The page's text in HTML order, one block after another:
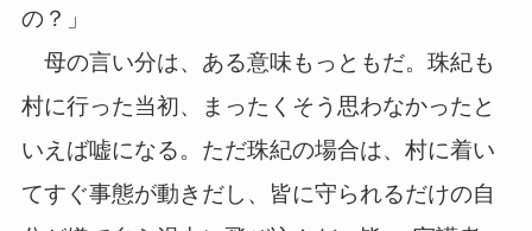
の？」
母の言い分は、ある意味もっともだ。珠紀も
村に行った当初、まったくそう思わなかったと
いえば嘘になる。ただ珠紀の場合は、村に着い
てすぐ事態が動きだし、皆に守られるだけの自